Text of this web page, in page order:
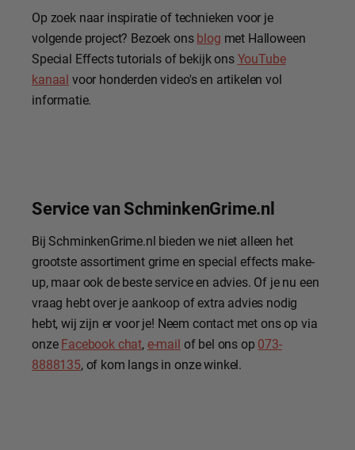
Op zoek naar inspiratie of technieken voor je
volgende project? Bezoek onsblog met Halloween
Special Effects tutorials of bekijk onsYouTube
kanaal voor honderden video's en artikelen vol
informatie.
Service van SchminkenGrime.nl
Bij SchminkenGrime.nl bieden we niet alleen het
grootste assortiment grime en special effects make-
up, maar ook de beste service en advies. Of je nu een
vraag hebt over je aankoop of extra advies nodig
hebt, wij zijn er voor je! Neem contact met ons op via
onzeFacebook chat, e-mail of bel ons op 073-
8888135, of kom langs in onze winkel.